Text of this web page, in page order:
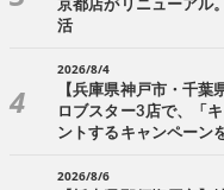
京都店がリニューアル
活
2026/8/4
【兵庫県神戸市・千葉
ロブスター3店で、「
ントするキャンペーン
2026/8/6